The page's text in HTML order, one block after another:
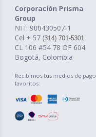
Corporación Prisma
Group
NIT. 900430507-1
Cel + 57 (314) 701-5301
CL 106 #54 78 OF 604
Bogotá, Colombia
Recibimos tus medios de pago
favoritos: